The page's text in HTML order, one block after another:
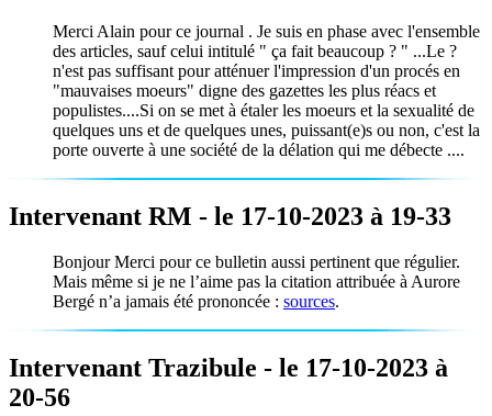
Merci Alain pour ce journal . Je suis en phase avec l'ensemble
des articles, sauf celui intitulé " ça fait beaucoup ? " ...Le ?
n'est pas suffisant pour atténuer l'impression d'un procés en
"mauvaises moeurs" digne des gazettes les plus réacs et
populistes....Si on se met à étaler les moeurs et la sexualité de
quelques uns et de quelques unes, puissant(e)s ou non, c'est la
porte ouverte à une société de la délation qui me débecte ....
Intervenant RM - le 17-10-2023 à 19-33
Bonjour Merci pour ce bulletin aussi pertinent que régulier.
Mais même si je ne l’aime pas la citation attribuée à Aurore
Bergé n’a jamais été prononcée : sources.
Intervenant Trazibule - le 17-10-2023 à
20-56